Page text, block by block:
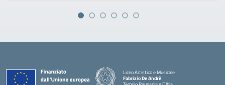
Liceo Artistico e Musicale
Fabrizio De Andrè